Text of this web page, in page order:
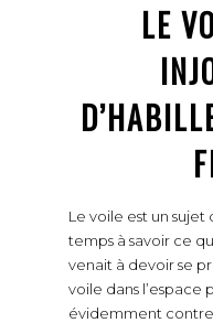
LE
Le voile est un sujet
temps à savoir ce
venait à devoir se
voile dans l’espace
évidemment